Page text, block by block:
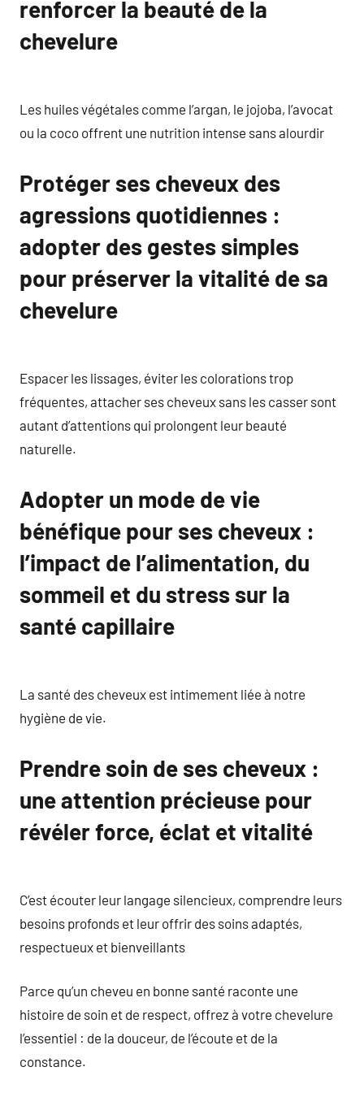
renforcer la beauté de la
chevelure
Les huiles végétales comme l’argan, le jojoba, l’avocat
ou la coco offrent une nutrition intense sans alourdir
Protéger ses cheveux des
agressions quotidiennes :
adopter des gestes simples
pour préserver la vitalité de sa
chevelure
Espacer les lissages, éviter les colorations trop
fréquentes, attacher ses cheveux sans les casser sont
autant d’attentions qui prolongent leur beauté
naturelle.
Adopter un mode de vie
bénéfique pour ses cheveux :
l’impact de l’alimentation, du
sommeil et du stress sur la
santé capillaire
La santé des cheveux est intimement liée à notre
hygiène de vie.
Prendre soin de ses cheveux :
une attention précieuse pour
révéler force, éclat et vitalité
C’est écouter leur langage silencieux, comprendre leurs
besoins profonds et leur offrir des soins adaptés,
respectueux et bienveillants
Parce qu’un cheveu en bonne santé raconte une
histoire de soin et de respect, offrez à votre chevelure
l’essentiel : de la douceur, de l’écoute et de la
constance.